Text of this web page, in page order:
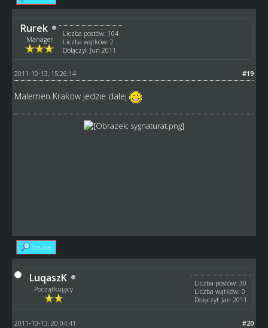
Rurek
Manager
Liczba postów: 104
Liczba wątków: 2
Dołączył: Jun 2011
#19
2011-10-13, 15:26:14
Malemen Krakow jedzie dalej
Szukaj
LuqaszK
Początkujący
Liczba postów: 30
Liczba wątków: 0
Dołączył: Jan 2011
#20
2011-10-13, 20:04:41